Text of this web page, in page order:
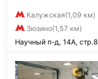
Калужская(1,09 км)
Зюзино(1,57 км)
Научный п-д, 14А, стр.8